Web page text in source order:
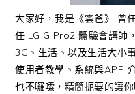
大家好，我是《雲爸》 曾
任 LG G Pro2 體驗會講師
3C、生活、以及生活大小
使用者教學、系統與APP
也不囉嗦，精簡扼要的讓